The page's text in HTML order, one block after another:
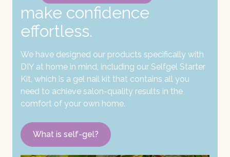
make confidence
effortless.
We have designed our products specifically with
DIY at home in mind, including our Selfgel Starter
Kit, which is a gel nail kit that contains all you
need to achieve salon-quality results in the
comfort of your own home.
What is self-gel?